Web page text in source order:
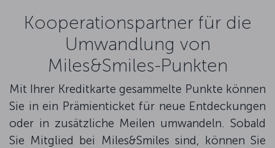
Kooperationspartner für die
Umwandlung von
Miles&Smiles-Punkten
Mit Ihrer Kreditkarte gesammelte Punkte können
Sie in ein Prämienticket für neue Entdeckungen
oder in zusätzliche Meilen umwandeln. Sobald
Sie Mitglied bei Miles&Smiles sind, können Sie